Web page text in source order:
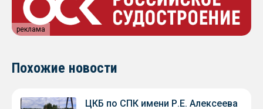
реклама
Похожие новости
ЦКБ по СПК имени Р.Е. Алексеева